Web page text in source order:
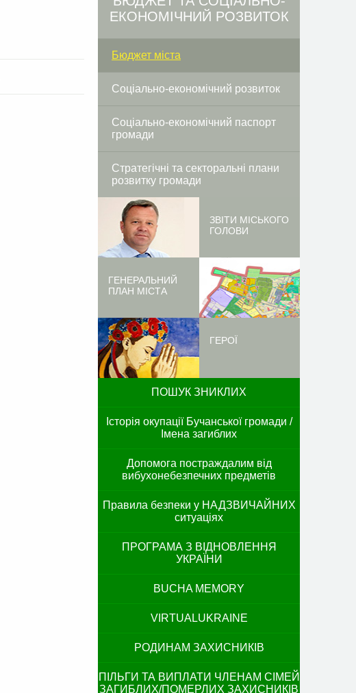
ЕКОНОМІЧНИЙ РОЗВИТОК
Бюджет міста
Соціально-економічний розвиток
Соціально-економічний паспорт
громади
Стратегічні та секторальні плани
розвитку громади
ЗВІТИ МІСЬКОГО
ГОЛОВИ
ГЕНЕРАЛЬНИЙ
ПЛАН МІСТА
ГЕРОЇ
ПОШУК ЗНИКЛИХ
Історія окупації Бучанської громади /
Імена загиблих
Допомога постраждалим від
вибухонебезпечних предметів
Правила безпеки у НАДЗВИЧАЙНИХ
ситуаціях
ПРОГРАМА З ВІДНОВЛЕННЯ
УКРАЇНИ
BUCHA MEMORY
VIRTUALUKRAINE
РОДИНАМ ЗАХИСНИКІВ
ПІЛЬГИ ТА ВИПЛАТИ ЧЛЕНАМ СІМЕЙ
ЗАГИБЛИХ/ПОМЕРЛИХ ЗАХИСНИКІВ